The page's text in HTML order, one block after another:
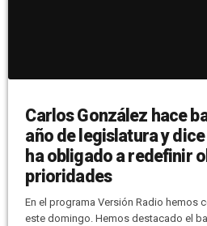
Carlos González hace
año de legislatura y
ha obligado a redefinir
prioridades
En el programa Versión Radio hemos
este domingo. Hemos destacado el